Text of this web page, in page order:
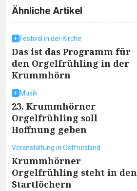
Ähnliche Artikel
Festival in der Kirche
Das ist das Programm für
den Orgelfrühling in der
Krummhörn
Musik
23. Krummhörner
Orgelfrühling soll
Hoffnung geben
Veranstaltung in Ostfriesland
Krummhörner
Orgelfrühling steht in den
Startlöchern